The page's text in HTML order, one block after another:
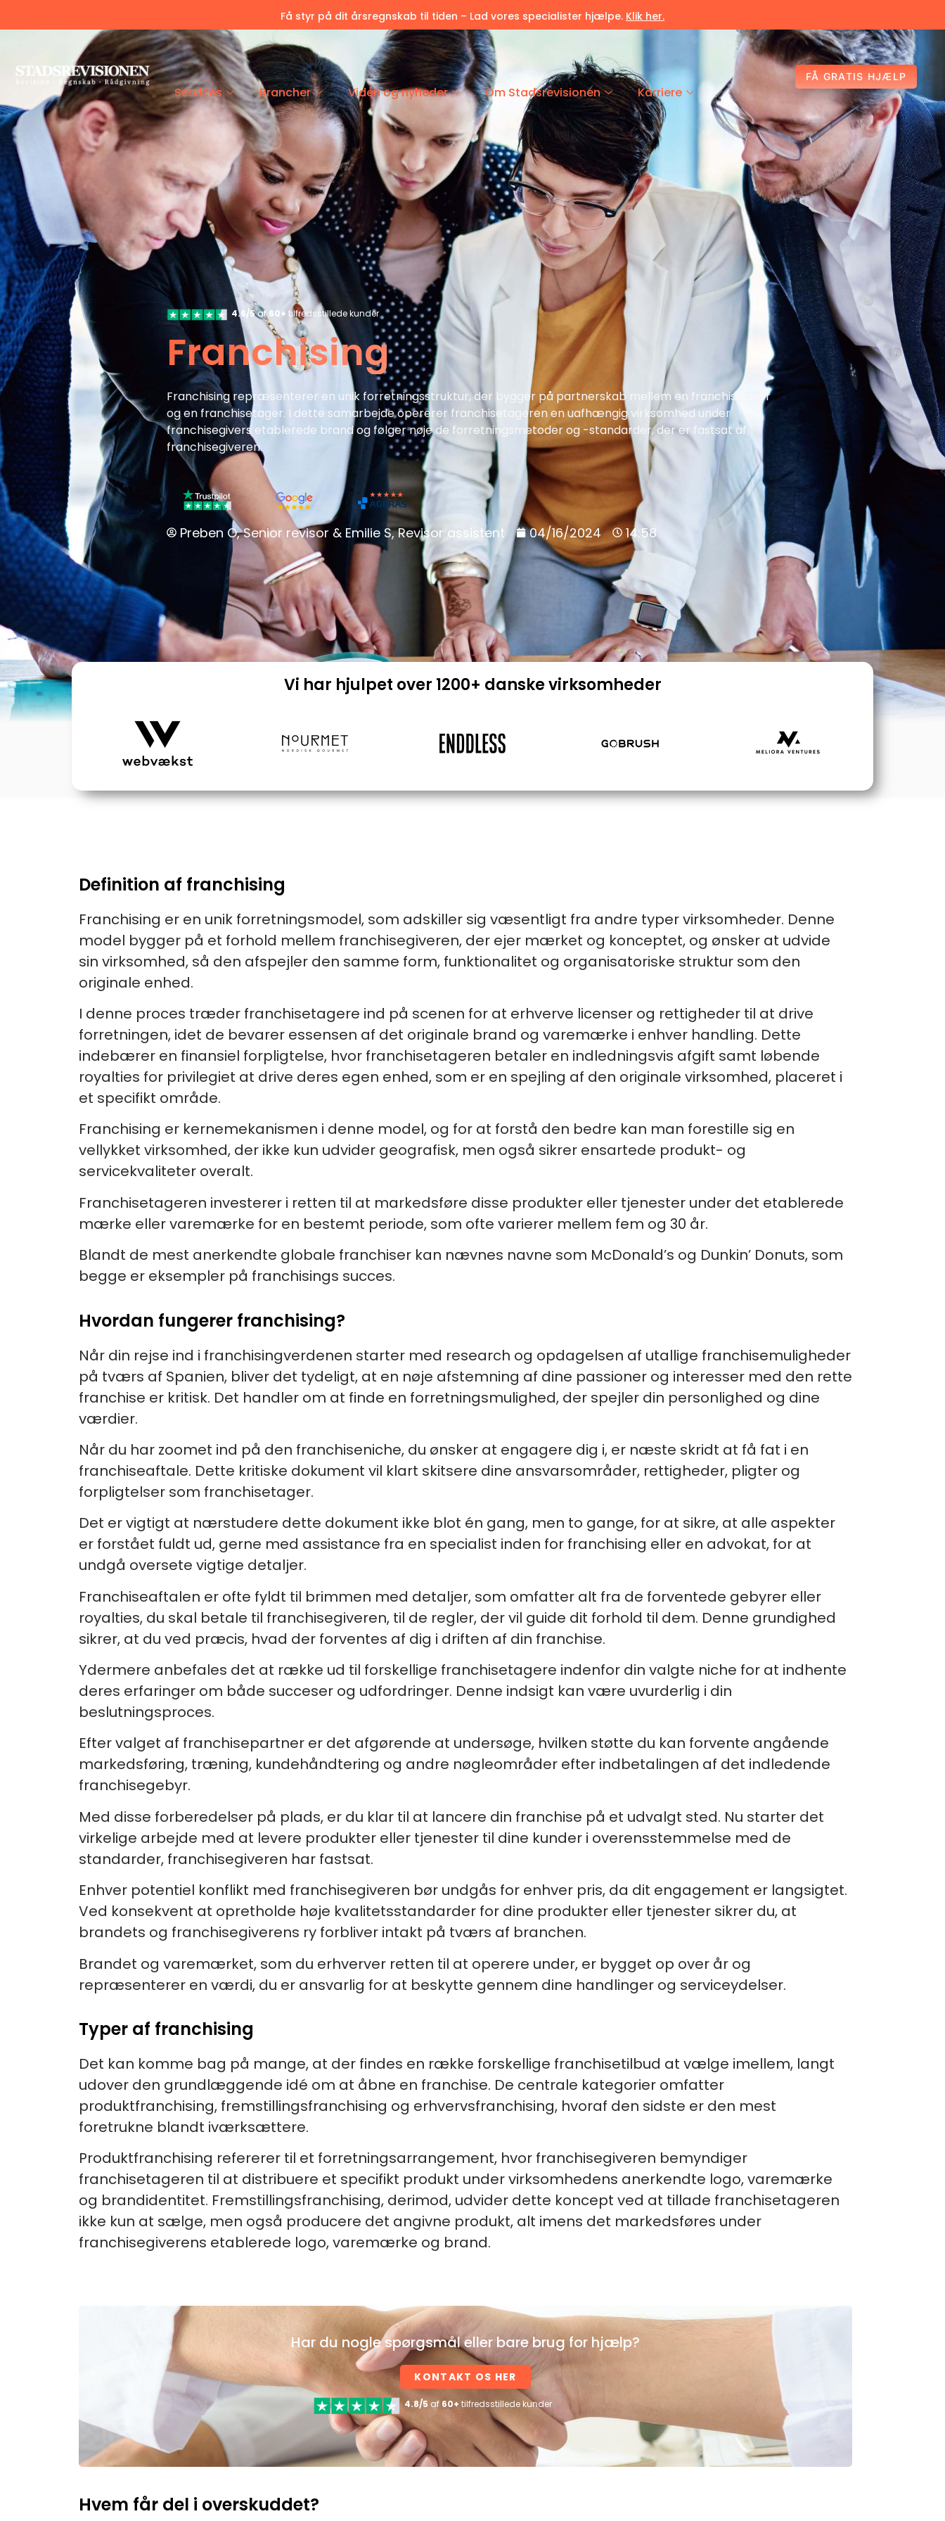
Få styr på dit årsregnskab til tiden – Lad vores specialister hjælpe. Klik her.
Services Brancher Viden og nyheder Om Stadsrevisionen Karriere
FÅ GRATIS HJÆLP
4.6/5af60+ tilfredsstillede kunder
Franchising
Franchising repræsenterer en unik forretningsstruktur, der bygger på partnerskab mellem en franchisegiver
og en franchisetager. I dette samarbejde opererer franchisetageren en uafhængig virksomhed under
franchisegivers etablerede brand og følger nøje de forretningsmetoder og -standarder, der er fastsat af
franchisegiveren.
Preben O, Senior revisor & Emilie S, Revisor assistent 04/16/2024 14:58
Vi har hjulpet over 1200+ danske virksomheder
Definition af franchising
Franchising er en unik forretningsmodel, som adskiller sig væsentligt fra andre typer virksomheder. Denne
model bygger på et forhold mellem franchisegiveren, der ejer mærket og konceptet, og ønsker at udvide
sin virksomhed, så den afspejler den samme form, funktionalitet og organisatoriske struktur som den
originale enhed.
I denne proces træder franchisetagere ind på scenen for at erhverve licenser og rettigheder til at drive
forretningen, idet de bevarer essensen af det originale brand og varemærke i enhver handling. Dette
indebærer en finansiel forpligtelse, hvor franchisetageren betaler en indledningsvis afgift samt løbende
royalties for privilegiet at drive deres egen enhed, som er en spejling af den originale virksomhed, placeret i
et specifikt område.
Franchising er kernemekanismen i denne model, og for at forstå den bedre kan man forestille sig en
vellykket virksomhed, der ikke kun udvider geografisk, men også sikrer ensartede produkt- og
servicekvaliteter overalt.
Franchisetageren investerer i retten til at markedsføre disse produkter eller tjenester under det etablerede
mærke eller varemærke for en bestemt periode, som ofte varierer mellem fem og 30 år.
Blandt de mest anerkendte globale franchiser kan nævnes navne som McDonald’s og Dunkin’ Donuts, som
begge er eksempler på franchisings succes.
Hvordan fungerer franchising?
Når din rejse ind i franchisingverdenen starter med research og opdagelsen af utallige franchisemuligheder
på tværs af Spanien, bliver det tydeligt, at en nøje afstemning af dine passioner og interesser med den rette
franchise er kritisk. Det handler om at finde en forretningsmulighed, der spejler din personlighed og dine
værdier.
Når du har zoomet ind på den franchiseniche, du ønsker at engagere dig i, er næste skridt at få fat i en
franchiseaftale. Dette kritiske dokument vil klart skitsere dine ansvarsområder, rettigheder, pligter og
forpligtelser som franchisetager.
Det er vigtigt at nærstudere dette dokument ikke blot én gang, men to gange, for at sikre, at alle aspekter
er forstået fuldt ud, gerne med assistance fra en specialist inden for franchising eller en advokat, for at
undgå oversete vigtige detaljer.
Franchiseaftalen er ofte fyldt til brimmen med detaljer, som omfatter alt fra de forventede gebyrer eller
royalties, du skal betale til franchisegiveren, til de regler, der vil guide dit forhold til dem. Denne grundighed
sikrer, at du ved præcis, hvad der forventes af dig i driften af din franchise.
Ydermere anbefales det at række ud til forskellige franchisetagere indenfor din valgte niche for at indhente
deres erfaringer om både succeser og udfordringer. Denne indsigt kan være uvurderlig i din
beslutningsproces.
Efter valget af franchisepartner er det afgørende at undersøge, hvilken støtte du kan forvente angående
markedsføring, træning, kundehåndtering og andre nøgleområder efter indbetalingen af det indledende
franchisegebyr.
Med disse forberedelser på plads, er du klar til at lancere din franchise på et udvalgt sted. Nu starter det
virkelige arbejde med at levere produkter eller tjenester til dine kunder i overensstemmelse med de
standarder, franchisegiveren har fastsat.
Enhver potentiel konflikt med franchisegiveren bør undgås for enhver pris, da dit engagement er langsigtet.
Ved konsekvent at opretholde høje kvalitetsstandarder for dine produkter eller tjenester sikrer du, at
brandets og franchisegiverens ry forbliver intakt på tværs af branchen.
Brandet og varemærket, som du erhverver retten til at operere under, er bygget op over år og
repræsenterer en værdi, du er ansvarlig for at beskytte gennem dine handlinger og serviceydelser.
Typer af franchising
Det kan komme bag på mange, at der findes en række forskellige franchisetilbud at vælge imellem, langt
udover den grundlæggende idé om at åbne en franchise. De centrale kategorier omfatter
produktfranchising, fremstillingsfranchising og erhvervsfranchising, hvoraf den sidste er den mest
foretrukne blandt iværksættere.
Produktfranchising refererer til et forretningsarrangement, hvor franchisegiveren bemyndiger
franchisetageren til at distribuere et specifikt produkt under virksomhedens anerkendte logo, varemærke
og brandidentitet. Fremstillingsfranchising, derimod, udvider dette koncept ved at tillade franchisetageren
ikke kun at sælge, men også producere det angivne produkt, alt imens det markedsføres under
franchisegiverens etablerede logo, varemærke og brand.
Har du nogle spørgsmål eller bare brug for hjælp?
KONTAKT OS HER
4.8/5 af 60+ tilfredsstillede kunder
Hvem får del i overskuddet?